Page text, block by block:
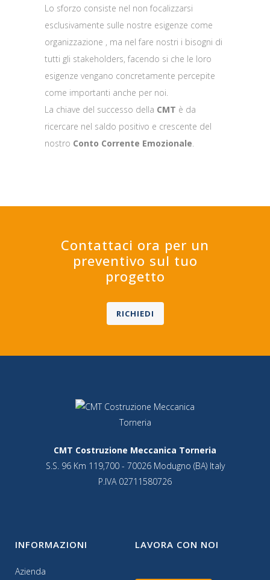
Lo sforzo consiste nel non focalizzarsi
esclusivamente sulle nostre esigenze come
organizzazione , ma nel fare nostri i bisogni di
tutti gli stakeholders, facendo si che le loro
esigenze vengano concretamente percepite
come importanti anche per noi.
La chiave del successo della CMT è da
ricercare nel saldo positivo e crescente del
nostro Conto Corrente Emozionale.
Contattaci ora per un
preventivo sul tuo
progetto
RICHIEDI
CMT Costruzione Meccanica Torneria
S.S. 96 Km 119,700 - 70026 Modugno (BA) Italy
P.IVA 02711580726
INFORMAZIONI
Azienda
LAVORA CON NOI